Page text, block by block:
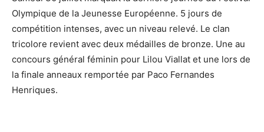
Olympique de la Jeunesse Européenne. 5 jours de
compétition intenses, avec un niveau relevé. Le clan
tricolore revient avec deux médailles de bronze. Une au
concours général féminin pour Lilou Viallat et une lors de
la finale anneaux remportée par Paco Fernandes
Henriques.